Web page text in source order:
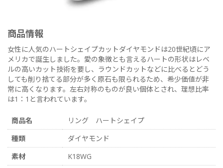
商品情報
女性に人気のハートシェイプカットダイヤモンドは20世紀頃にア
メリカで誕生しました。愛の象徴とも言えるハートの形状はレベ
ルの高いカット技術を要し、ラウンドカットなどに比べるとどう
しても削り捨てる部分が多く原石も限られるため、希少価値が非
常に高くなります。左右対称のものが良い個体とされ、理想比率
は1：1と言われています。
商品名
リング ハートシェイプ
種類
ダイヤモンド
素材
K18WG